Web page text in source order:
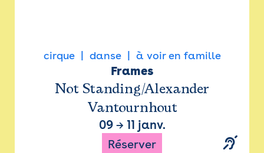
cirque danse à voir en famille
Frames
Not Standing/Alexander
Vantournhout
09→ 11 janv.
Réserver